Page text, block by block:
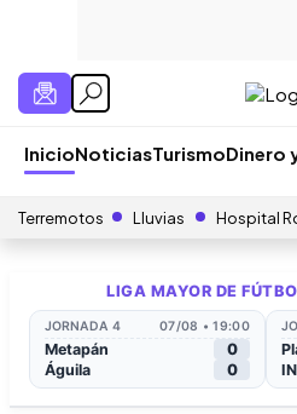
InicioNoticiasTurismoDinero
Terremotos Lluvias Hospital